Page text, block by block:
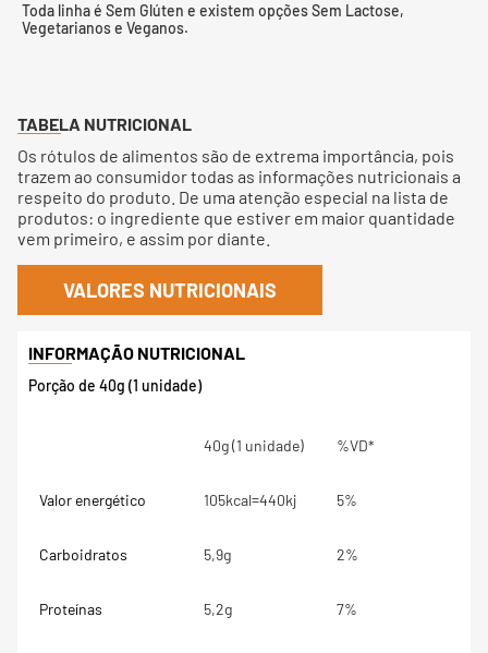
Toda linha é Sem Glúten e existem opções Sem Lactose,
Vegetarianos e Veganos.
TABELA NUTRICIONAL
Os rótulos de alimentos são de extrema importância, pois
trazem ao consumidor todas as informações nutricionais a
respeito do produto. De uma atenção especial na lista de
produtos: o ingrediente que estiver em maior quantidade
vem primeiro, e assim por diante.
VALORES NUTRICIONAIS
Porção de 40g (1 unidade)
40g (1 unidade) %VD*
Valor energético 105kcal=440kj 5%
Carboidratos 5,9g 2%
Proteínas 5,2g 7%